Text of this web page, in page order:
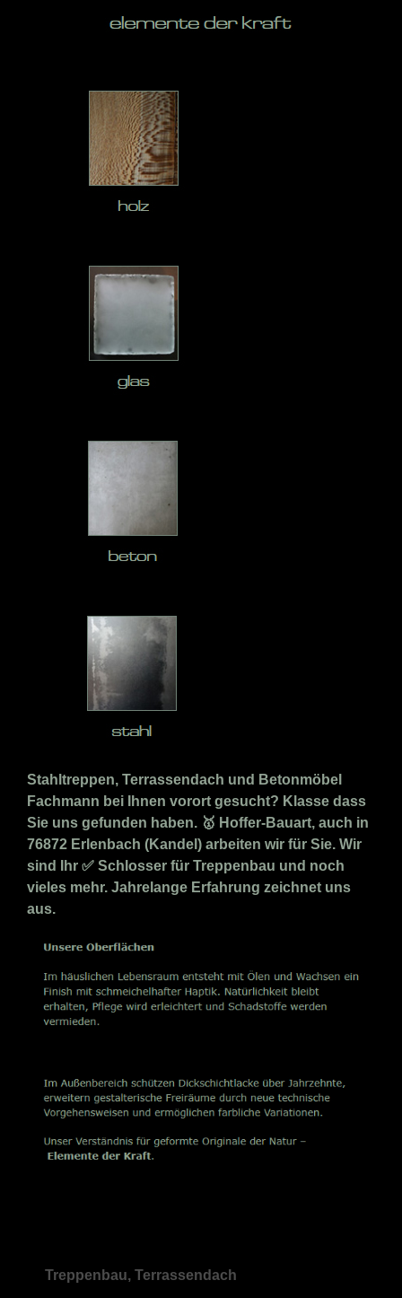
Stahltreppen, Terrassendach und Betonmöbel
Fachmann bei Ihnen vorort gesucht? Klasse dass
Sie uns gefunden haben. 🥇 Hoffer-Bauart, auch in
76872 Erlenbach (Kandel) arbeiten wir für Sie. Wir
sind Ihr ✅ Schlosser für Treppenbau und noch
vieles mehr. Jahrelange Erfahrung zeichnet uns
aus.
Treppenbau, Terrassendach